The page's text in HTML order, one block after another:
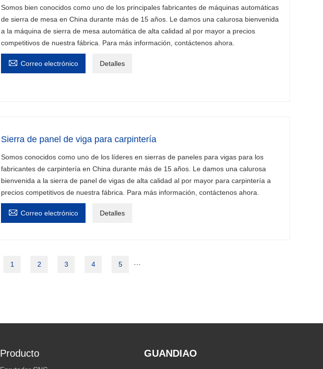
Somos bien conocidos como uno de los principales fabricantes de máquinas automáticas
de sierra de mesa en China durante más de 15 años. Le damos una calurosa bienvenida
a la máquina de sierra de mesa automática de alta calidad al por mayor a precios
competitivos de nuestra fábrica. Para más información, contáctenos ahora.
 Correo electrónico Detalles
Sierra de panel de viga para carpintería
Somos conocidos como uno de los líderes en sierras de paneles para vigas para los
fabricantes de carpintería en China durante más de 15 años. Le damos una calurosa
bienvenida a la sierra de panel de vigas de alta calidad al por mayor para carpintería a
precios competitivos de nuestra fábrica. Para más información, contáctenos ahora.
 Correo electrónico Detalles
1 2 3 4 5 ···
Producto GUANDIAO